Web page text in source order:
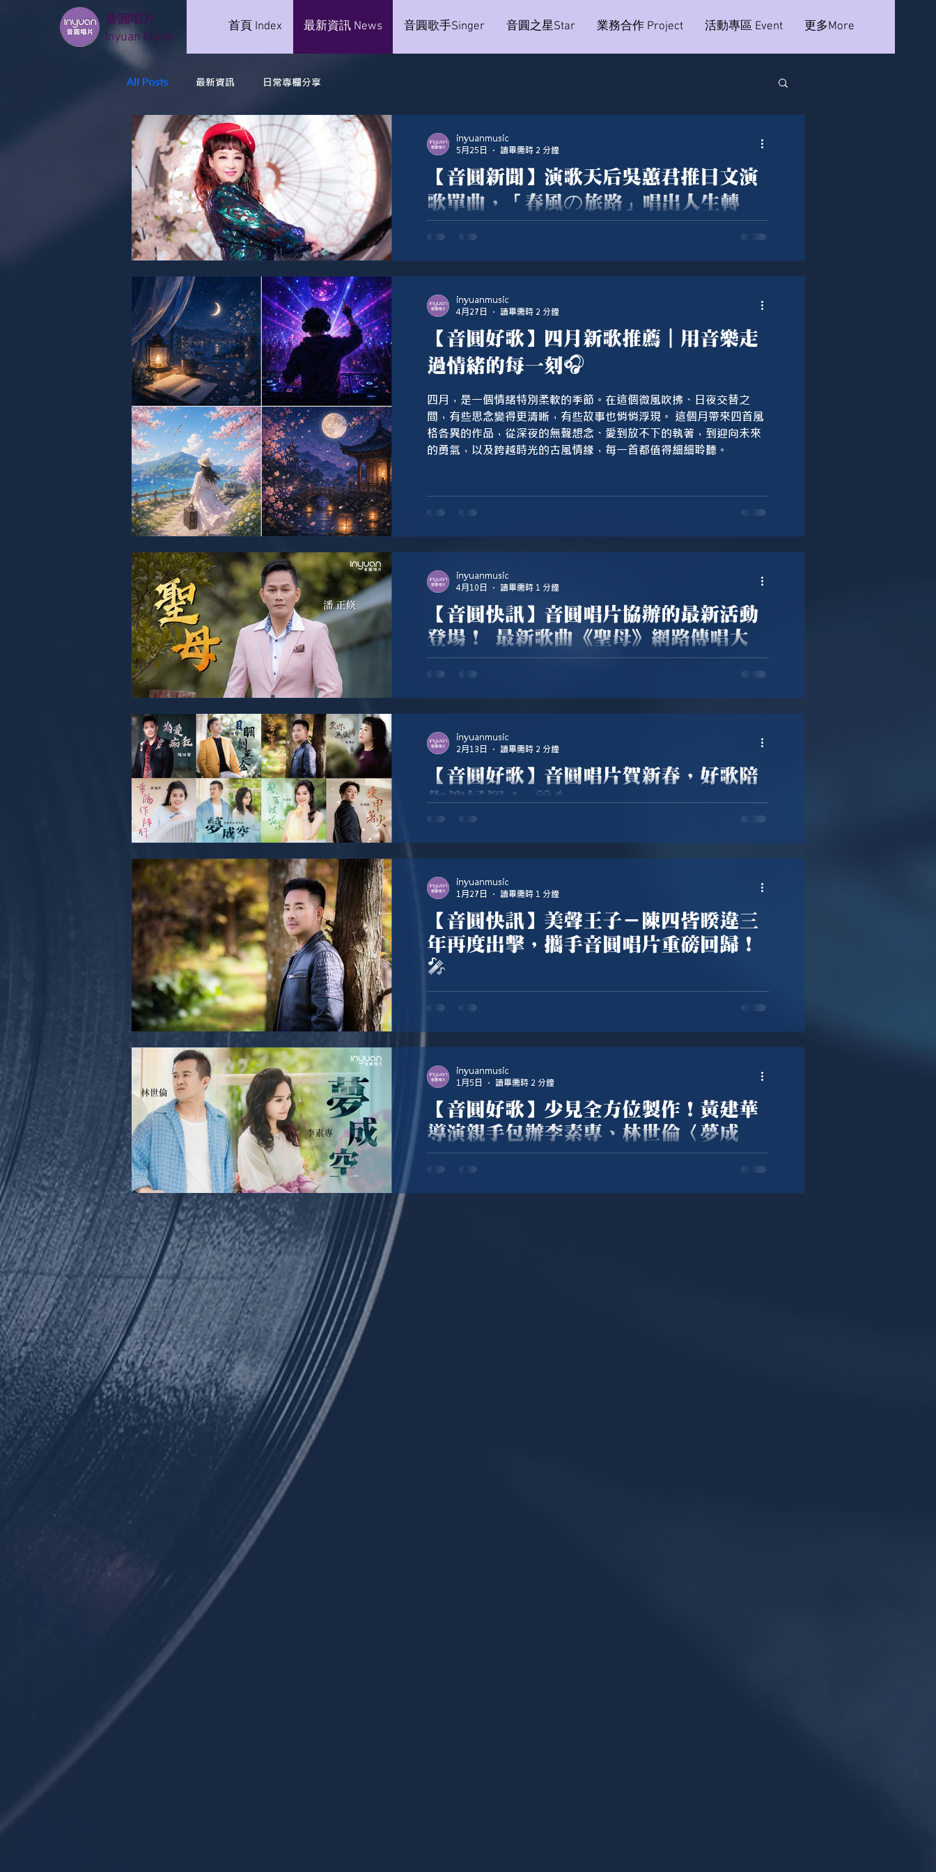
音圓唱片
Inyuan Music
首頁 Index 最新資訊 News 音圓歌手Singer 音圓之星Star 業務合作 Project 活動專區 Event 更多More
All Posts 最新資訊 日常專欄分享
【音圓新聞】演歌天后吳蕙君推日文演
歌單曲，「春風の旅路」唱出人生轉
念。
句歌詞，就是「心的地圖仍是白紙」，她認為人生很多時候沒有標準
inyuanmusic
5月25日
讀畢需時 2 分鐘
【音圓好歌】四月新歌推薦｜用音樂走
過情緒的每一刻🎧
四月，是一個情緒特別柔軟的季節。在這個微風吹拂、日夜交替之
間，有些思念變得更清晰，有些故事也悄悄浮現。 這個月帶來四首風
格各異的作品，從深夜的無聲想念、愛到放不下的執著，到迎向未來
的勇氣，以及跨越時光的古風情緣，每一首都值得細細聆聽。
inyuanmusic
4月27日
讀畢需時 2 分鐘
【音圓快訊】音圓唱片協辦的最新活動
登場！ 最新歌曲《聖母》網路傳唱大
賽 開跑！
inyuanmusic
4月10日
讀畢需時 1 分鐘
【音圓好歌】音圓唱片賀新春，好歌陪
你迎好運！ 🎊🐎
一首首真誠的作品，陪你開啟嶄新篇章。 用音樂點燃鬥志，用旋律迎
接好運！
inyuanmusic
2月13日
讀畢需時 2 分鐘
【音圓快訊】美聲王子－陳四皆睽違三
年再度出擊，攜手音圓唱片重磅回歸！
🎤
美聲王子－陳四皆繼 2022 年發行〈孤影千行淚〉、〈人生有你
（feat. 陳美月）〉之後，睽違三年再度出擊，攜手音圓唱片重磅回
歸！🎤
inyuanmusic
1月27日
讀畢需時 1 分鐘
【音圓好歌】少見全方位製作！黃建華
導演親手包辦李素專、林世倫〈夢成
空〉唱出愛成空
inyuanmusic
1月5日
讀畢需時 2 分鐘